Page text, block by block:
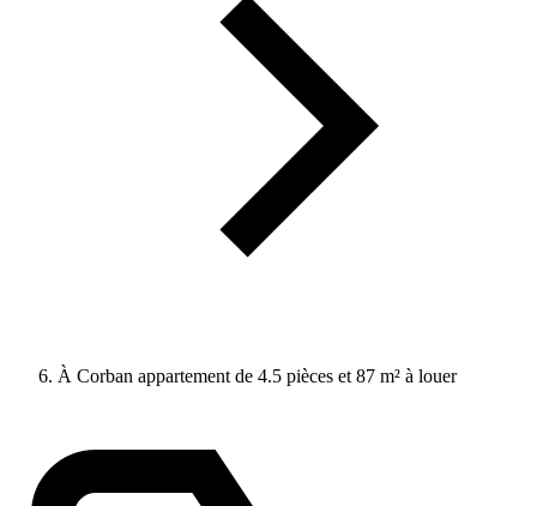
À Corban appartement de 4.5 pièces et 87 m² à louer